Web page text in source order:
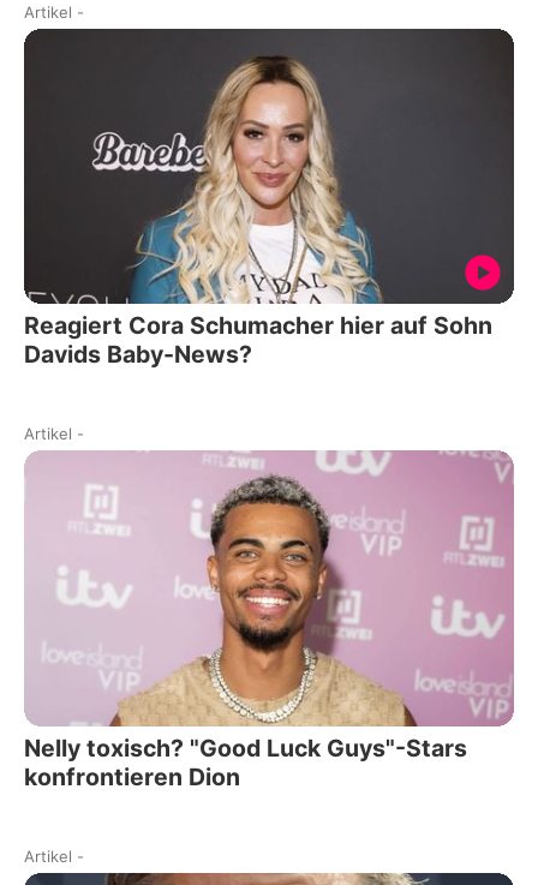
Artikel -
Reagiert Cora Schumacher hier auf Sohn
Davids Baby-News?
Artikel -
Nelly toxisch? "Good Luck Guys"-Stars
konfrontieren Dion
Artikel -